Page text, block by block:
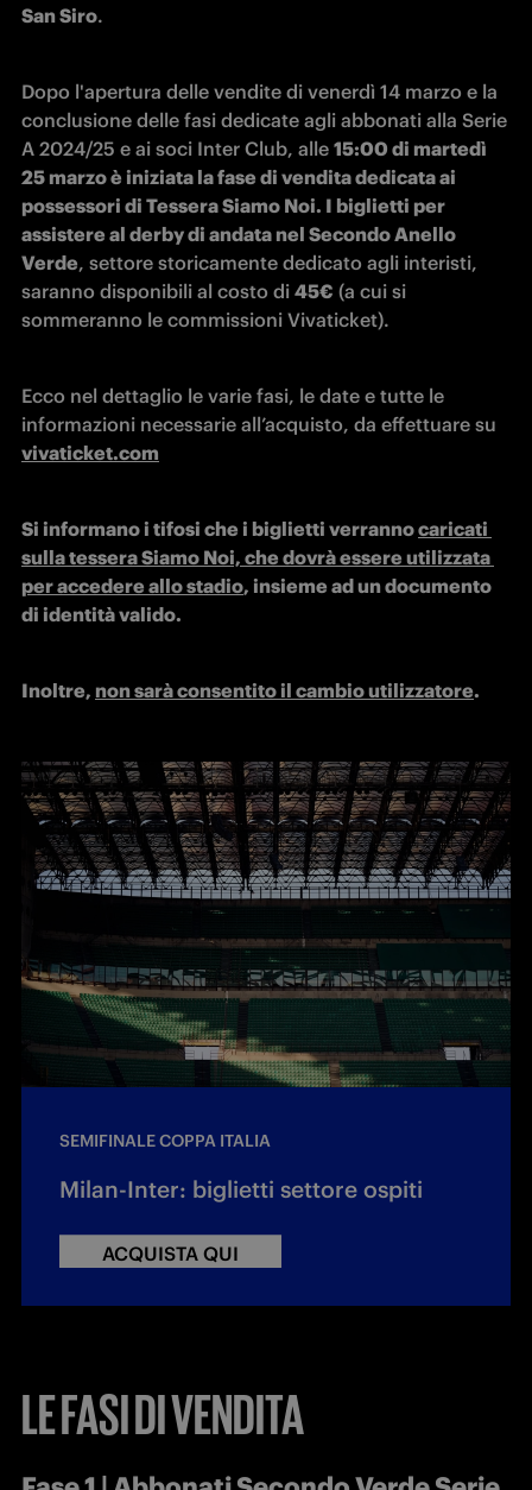
San Siro.
Dopo l'apertura delle vendite di venerdì 14 marzo e la
conclusione delle fasi dedicate agli abbonati alla Serie
A 2024/25 e ai soci Inter Club, alle 15:00 di martedì
25 marzo è iniziata la fase di vendita dedicata ai
possessori di Tessera Siamo Noi. I biglietti per
assistere al derby di andata nel Secondo Anello
Verde, settore storicamente dedicato agli interisti,
saranno disponibili al costo di 45€ (a cui si
sommeranno le commissioni Vivaticket).
Ecco nel dettaglio le varie fasi, le date e tutte le
vivaticket.com
Si informano i tifosi che i biglietti verranno caricati
sulla tessera Siamo Noi, che dovrà essere utilizzata
per accedere allo stadio, insieme ad un documento
di identità valido.
Inoltre, non sarà consentito il cambio utilizzatore.
SEMIFINALE COPPA ITALIA
Milan-Inter: biglietti settore ospiti
ACQUISTA QUI
LE FASI DI VENDITA